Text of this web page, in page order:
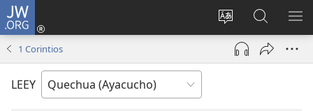
JW.ORG
Rimaynikita
cambianapaq
Qallarinaykipaq
(abre
nueva
JW.ORG
nisqapi
1 Corintios
LEEY